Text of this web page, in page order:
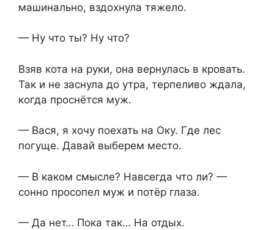
машинально, вздохнула тяжело.
— Ну что ты? Ну что?
Взяв кота на руки, она вернулась в кровать.
Так и не заснула до утра, терпеливо ждала,
когда проснётся муж.
— Вася, я хочу поехать на Оку. Где лес
погуще. Давай выберем место.
— В каком смысле? Навсегда что ли? —
сонно просопел муж и потёр глаза.
— Да нет… Пока так… На отдых.